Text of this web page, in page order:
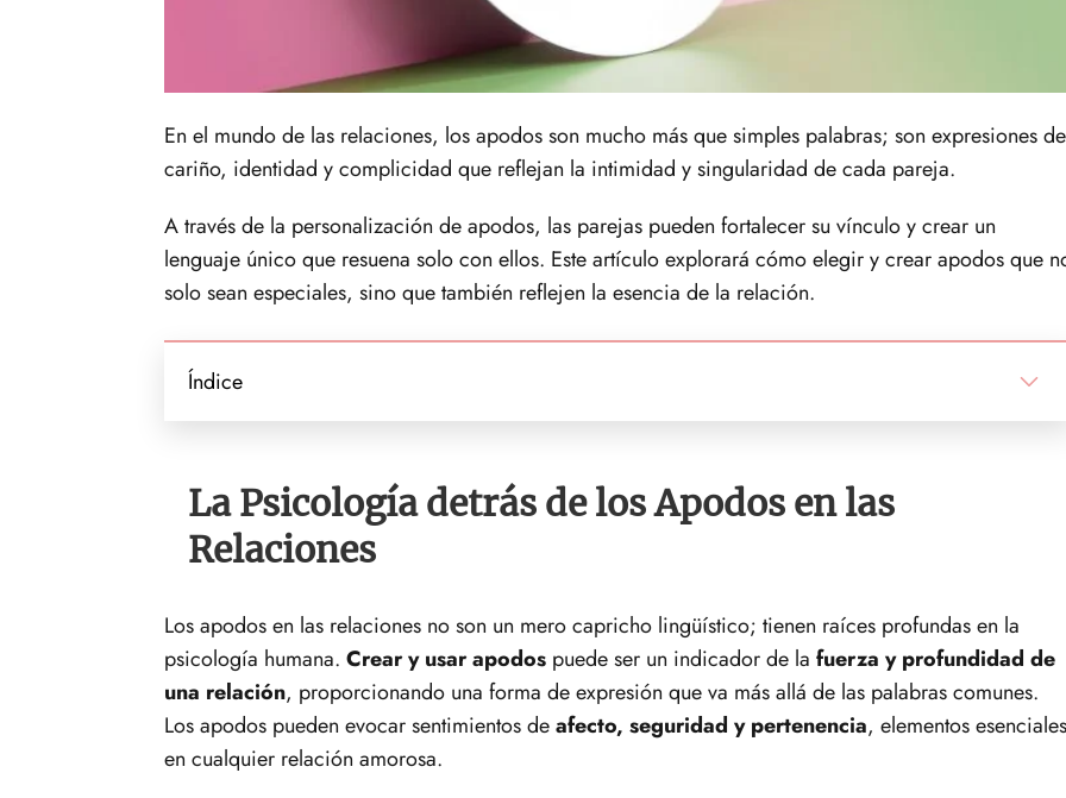
En el mundo de las relaciones, los apodos son mucho más que simples palabras; son expresiones de
cariño, identidad y complicidad que reflejan la intimidad y singularidad de cada pareja.
A través de la personalización de apodos, las parejas pueden fortalecer su vínculo y crear un
lenguaje único que resuena solo con ellos. Este artículo explorará cómo elegir y crear apodos que
solo sean especiales, sino que también reflejen la esencia de la relación.
Índice
La Psicología detrás de los Apodos en las
Relaciones
Los apodos en las relaciones no son un mero capricho lingüístico; tienen raíces profundas en la
psicología humana. Crear y usar apodos puede ser un indicador de la fuerza y profundidad de
una relación, proporcionando una forma de expresión que va más allá de las palabras comunes.
Los apodos pueden evocar sentimientos deafecto, seguridad y pertenencia, elementos esenciales
en cualquier relación amorosa.